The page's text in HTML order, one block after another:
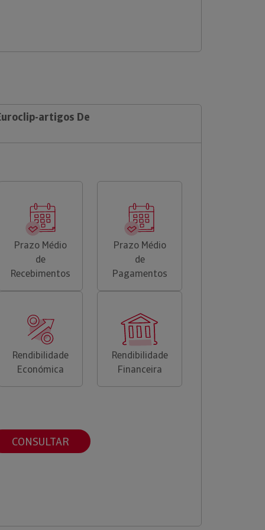
artigos De
Prazo Médio
de
Recebimentos
Prazo Médio
de
Pagamentos
Rendibilidade
Económica
Rendibilidade
Financeira
CONSULTAR